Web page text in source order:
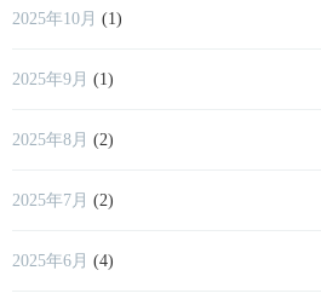
2025年10月 (1)
2025年9月 (1)
2025年8月 (2)
2025年7月 (2)
2025年6月 (4)